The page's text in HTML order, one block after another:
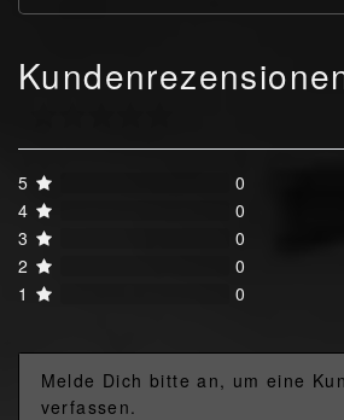
5
0
4
0
3
0
2
0
1
0
Melde Dich bitte an, um eine
verfassen.